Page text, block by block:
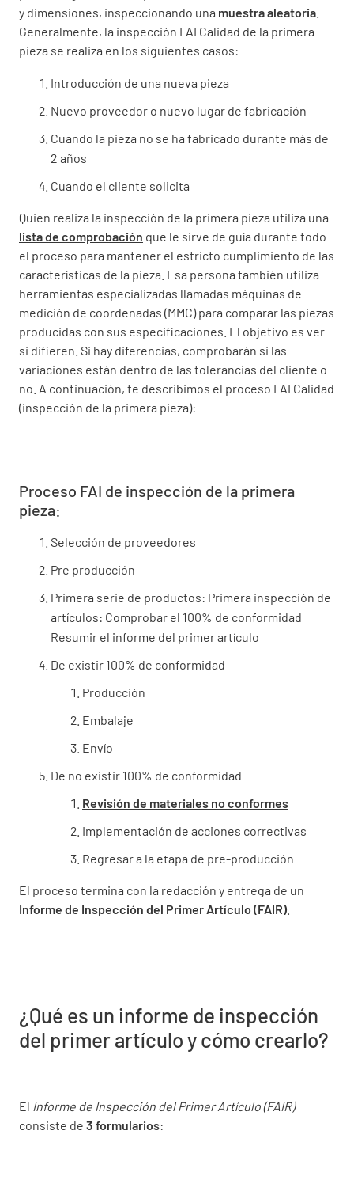
y dimensiones, inspeccionando una muestra aleatoria
Generalmente, la inspección FAI Calidad de la primera
pieza se realiza en los siguientes casos:
Introducción de una nueva pieza
Nuevo proveedor o nuevo lugar de fabricación
Cuando la pieza no se ha fabricado durante más de
2 años
Cuando el cliente solicita
Quien realiza la inspección de la primera pieza utiliza una
lista de comprobación que le sirve de guía durante todo
el proceso para mantener el estricto cumplimiento de las
características de la pieza. Esa persona también utiliza
herramientas especializadas llamadas máquinas de
medición de coordenadas (MMC) para comparar las piezas
producidas con sus especificaciones. El objetivo es ver
si difieren. Si hay diferencias, comprobarán si las
variaciones están dentro de las tolerancias del cliente o
no. A continuación, te describimos el proceso FAI Calidad
(inspección de la primera pieza):
Proceso FAI de inspección de la primera
pieza:
Selección de proveedores
Pre producción
Primera serie de productos: Primera inspección de
artículos: Comprobar el 100% de conformidad
Resumir el informe del primer artículo
De existir 100% de conformidad
Producción
Embalaje
Envío
De no existir 100% de conformidad
Revisión de materiales no conformes
Implementación de acciones correctivas
Regresar a la etapa de pre-producción
El proceso termina con la redacción y entrega de un
Informe de Inspección del Primer Artículo (FAIR)
¿Qué es un informe de inspección
del primer artículo y cómo crearlo?
El Informe de Inspección del Primer Artículo (FAIR)
consiste de 3 formularios: